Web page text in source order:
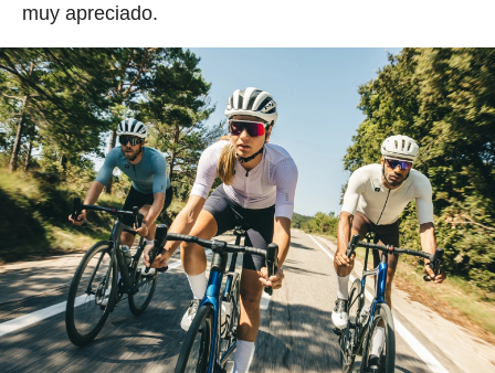
muy apreciado.